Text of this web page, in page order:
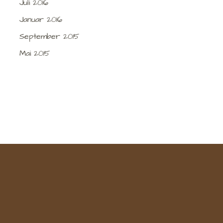
Juli 2016
Januar 2016
September 2015
Mai 2015